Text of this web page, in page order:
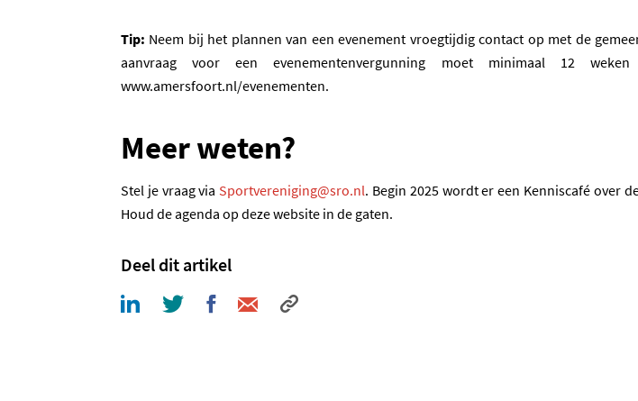
Tip: Neem bij het plannen van een evenement vroegtijdig contact op met de
aanvraag voor een evenementenvergunning moet minimaal 12
www.amersfoort.nl/evenementen.
Meer weten?
Stel je vraag via Sportvereniging@sro.nl(opent in een nieuwe tab)
. Begin 2025 wordt er een Kenniscafé over
Houd de agenda op deze website in de gaten.
Deel dit artikel